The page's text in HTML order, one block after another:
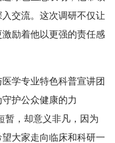
交流。这次调研不仅让
励着他以更强的责任感
学专业特色科普宣讲团
护公众健康的力
暂，却意义非凡，因为
大家走向临床和科研一